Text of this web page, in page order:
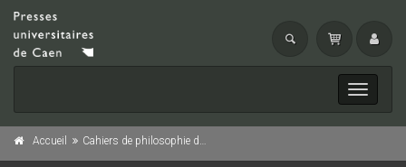
Toggle
Accueil Cahiers de philosophie de l'université de Caen, n° 30/1996